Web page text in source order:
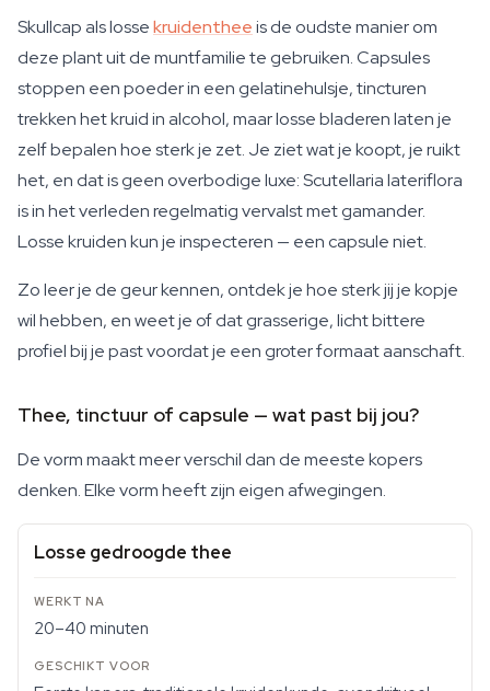
Skullcap als lossekruidentheeis de oudste manier om
deze plant uit de muntfamilie te gebruiken. Capsules
stoppen een poeder in een gelatinehulsje, tincturen
trekken het kruid in alcohol, maar losse bladeren laten je
zelf bepalen hoe sterk je zet. Je ziet wat je koopt, je ruikt
het, en dat is geen overbodige luxe: Scutellaria lateriflora
is in het verleden regelmatig vervalst met gamander.
Losse kruiden kun je inspecteren — een capsule niet.
Zo leer je de geur kennen, ontdek je hoe sterk jij je kopje
wil hebben, en weet je of dat grasserige, licht bittere
profiel bij je past voordat je een groter formaat aanschaft.
Thee, tinctuur of capsule — wat past bij jou?
De vorm maakt meer verschil dan de meeste kopers
denken. Elke vorm heeft zijn eigen afwegingen.
Losse gedroogde thee
20–40 minuten